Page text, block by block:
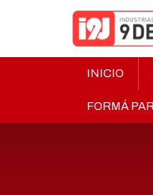
INICIO
FORMÁ